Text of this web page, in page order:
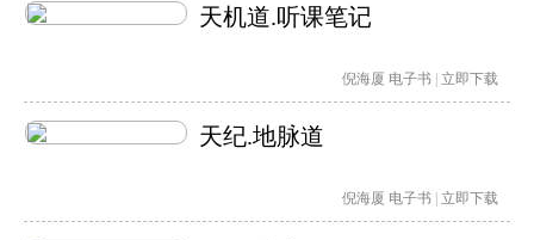
天机道.听课笔记
倪海厦 电子书 | 立即下载
天纪.地脉道
倪海厦 电子书 | 立即下载